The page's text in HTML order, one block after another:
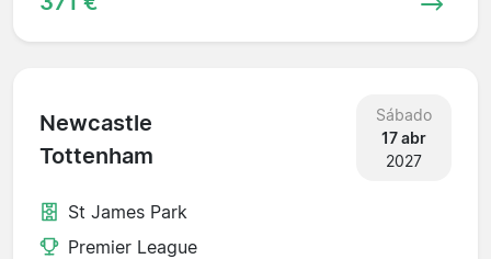
Newcastle
Tottenham
Sábado
17 abr
2027
St James Park
Premier League